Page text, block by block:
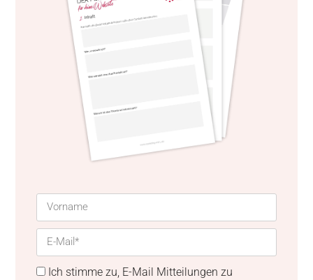
Ich stimme zu, E-Mail Mitteilungen zu